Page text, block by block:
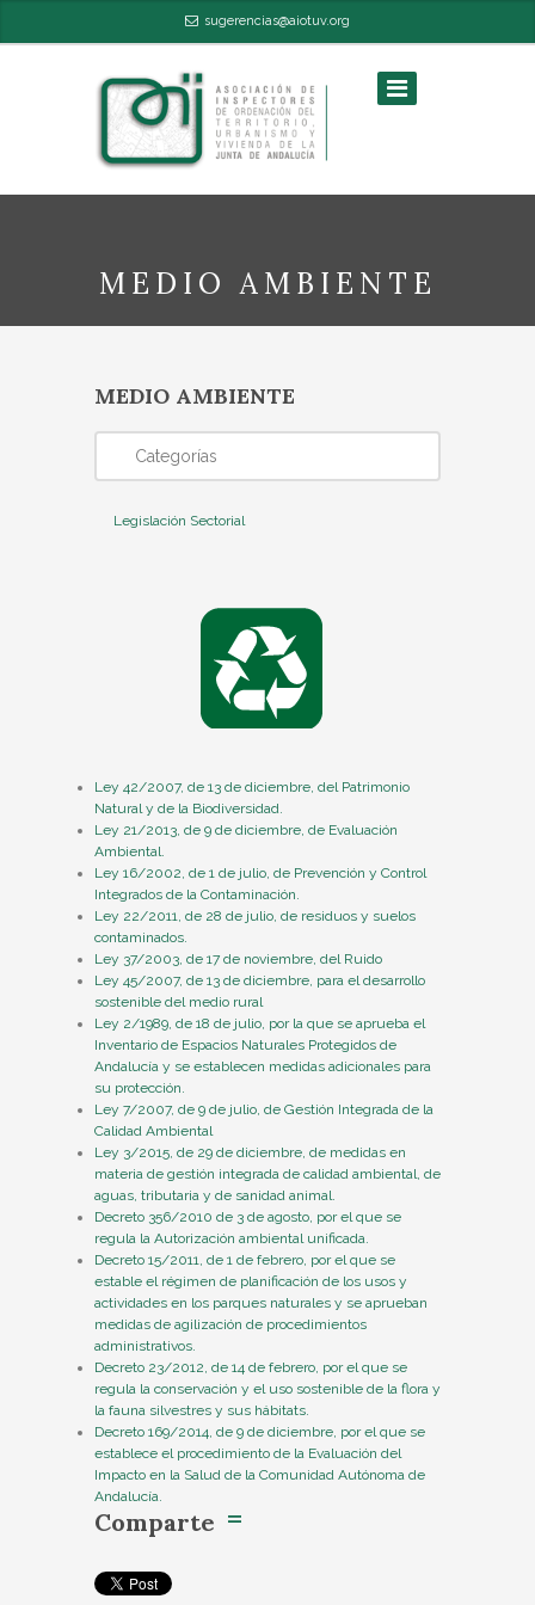
sugerencias@aiotuv.org
MEDIO AMBIENTE
MEDIO AMBIENTE
Categorías
Legislación Sectorial
Ley 42/2007, de 13 de diciembre, del Patrimonio
Natural y de la Biodiversidad.
Ley 21/2013, de 9 de diciembre, de Evaluación
Ambiental.
Ley 16/2002, de 1 de julio, de Prevención y Control
Integrados de la Contaminación.
Ley 22/2011, de 28 de julio, de residuos y suelos
contaminados.
Ley 37/2003, de 17 de noviembre, del Ruido
Ley 45/2007, de 13 de diciembre, para el desarrollo
sostenible del medio rural
Ley 2/1989, de 18 de julio, por la que se aprueba el
Inventario de Espacios Naturales Protegidos de
Andalucía y se establecen medidas adicionales para
su protección.
Ley 7/2007, de 9 de julio, de Gestión Integrada de la
Calidad Ambiental
Ley 3/2015, de 29 de diciembre, de medidas en
materia de gestión integrada de calidad ambiental, de
aguas, tributaria y de sanidad animal.
Decreto 356/2010 de 3 de agosto, por el que se
regula la Autorización ambiental unificada.
Decreto 15/2011, de 1 de febrero, por el que se
estable el régimen de planificación de los usos y
actividades en los parques naturales y se aprueban
medidas de agilización de procedimientos
administrativos.
Decreto 23/2012, de 14 de febrero, por el que se
regula la conservación y el uso sostenible de la flora y
la fauna silvestres y sus hábitats.
Decreto 169/2014, de 9 de diciembre, por el que se
establece el procedimiento de la Evaluación del
Impacto en la Salud de la Comunidad Autónoma de
Andalucía.
Comparte